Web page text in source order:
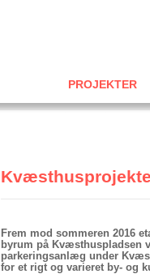
PROJEKTER
Frem mod sommeren 2016
byrum på Kvæsthuspladsen
parkeringsanlæg under
for et rigt og varieret by- og